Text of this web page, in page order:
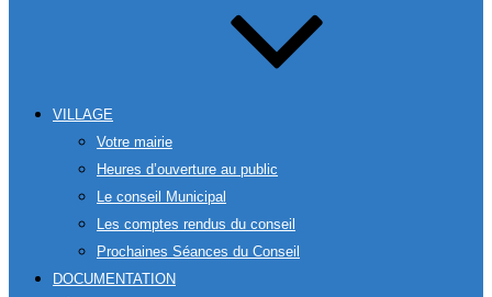
VILLAGE
Votre mairie
Heures d’ouverture au public
Le conseil Municipal
Les comptes rendus du conseil
Prochaines Séances du Conseil
DOCUMENTATION